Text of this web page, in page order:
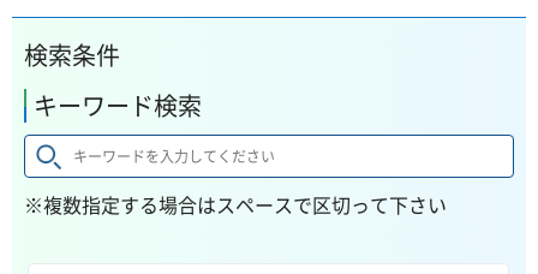
検索条件
キーワード検索
※複数指定する場合はスペースで区切って下さい